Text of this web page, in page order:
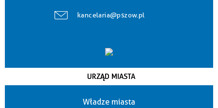
kancelaria@pszow.pl
URZĄD MIASTA
Władze miasta